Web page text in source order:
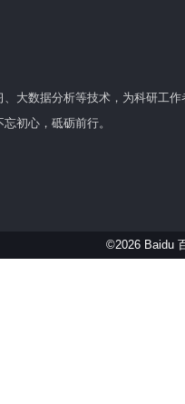
大数据分析等技术，为科研工作
初心，砥砺前行。
©2026 Baidu